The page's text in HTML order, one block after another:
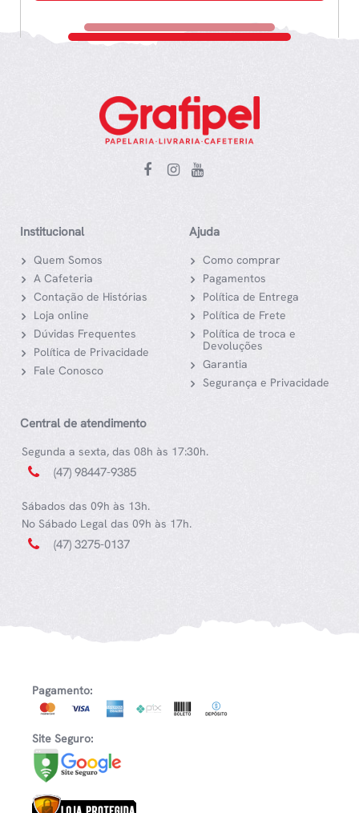
Institucional
Quem Somos
A Cafeteria
Contação de Histórias
Loja online
Dúvidas Frequentes
Política de Privacidade
Fale Conosco
Ajuda
Como comprar
Pagamentos
Política de Entrega
Política de Frete
Política de troca e
Devoluções
Garantia
Segurança e Privacidade
Central de atendimento
Segunda a sexta, das 08h às 17:30h.
(47) 98447-9385
Sábados das 09h às 13h.
No Sábado Legal das 09h às 17h.
(47) 3275-0137
Pagamento:
Site Seguro: